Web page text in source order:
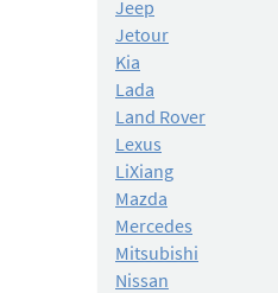
Jeep
Jetour
Kia
Lada
Land Rover
Lexus
LiXiang
Mazda
Mercedes
Mitsubishi
Nissan